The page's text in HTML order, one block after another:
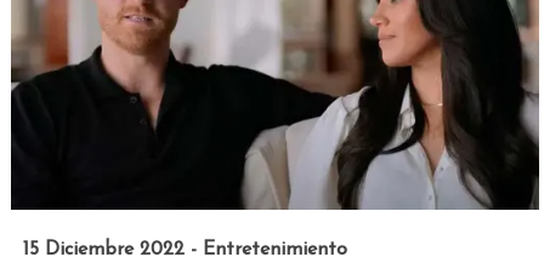
15 Diciembre 2022 - Entretenimiento